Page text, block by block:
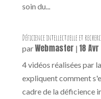
soin du...
Déficience intellectuelle et
parWebmaster | 18
4 vidéos réalisées par
expliquent comment
cadre de la déficience